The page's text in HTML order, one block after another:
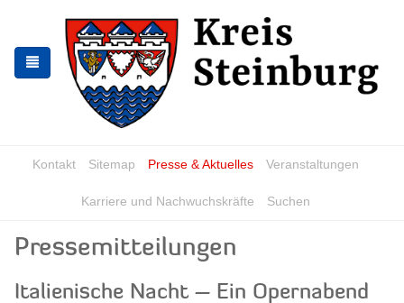
springen
springen
Kontakt Sitemap Presse & Aktuelles Veranstaltungen
Karriere und Nachwuchskräfte Suchen
Pressemitteilungen
Italienische Nacht – Ein Opernabend